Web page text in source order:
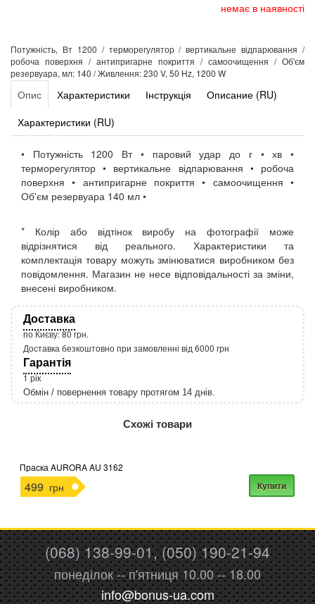
немає в наявності
Потужність, Вт 1200 / терморегулятор / вертикальне відпарювання /
робоча поверхня / антипригарне покриття / самоочищення / Об'єм
резервуара, мл: 140 / Живлення: 230 V, 50 Hz, 1200 W
Опис Характеристики Інструкція
Описание (RU)
Характеристики (RU)
• Потужність 1200 Вт • паровий удар до г • хв •
терморегулятор • вертикальне відпарювання • робоча
поверхня • антипригарне покриття • самоочищення •
Об'єм резервуара 140 мл •
* Колір або відтінок виробу на фотографії може
відрізнятися від реального. Характеристики та
комплектація товару можуть змінюватися виробником без
повідомлення. Магазин не несе відповідальності за зміни,
внесені виробником.
Доставка
по Києву: 80 грн.
Доставка безкоштовно при замовленні від 6000 грн
Гарантія
1 рік
Обмін / повернення товару протягом 14 днів.
Схожі товари
Праска AURORA AU 3162
499 грн Купити
(068) 138-99-01, (050) 190-21-94
понеділок -- п'ятниця 10.00 -- 18.00
info@bonus-ua.com